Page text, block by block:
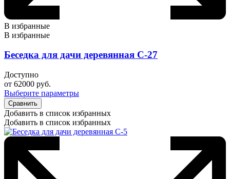
В избранные
В избранные
Беседка для дачи деревянная С-27
Доступно
от 62000 руб.
Выберите параметры
Сравнить
Добавить в список избранных
Добавить в список избранных